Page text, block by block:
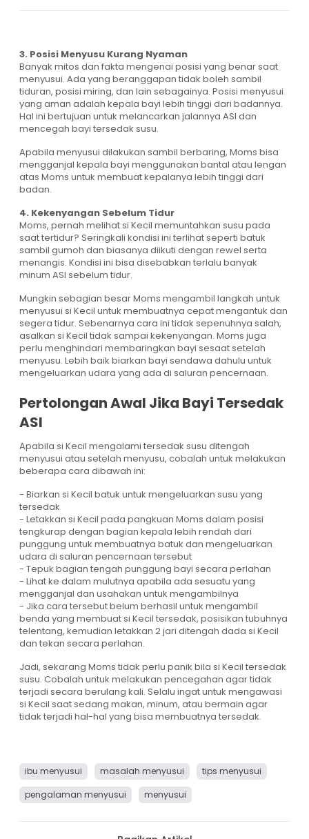
3. Posisi Menyusu Kurang Nyaman
Banyak mitos dan fakta mengenai posisi yang benar saat
menyusui. Ada yang beranggapan tidak boleh sambil
tiduran, posisi miring, dan lain sebagainya. Posisi menyusui
yang aman adalah kepala bayi lebih tinggi dari badannya.
Hal ini bertujuan untuk melancarkan jalannya ASI dan
mencegah bayi tersedak susu.
Apabila menyusui dilakukan sambil berbaring, Moms bisa
mengganjal kepala bayi menggunakan bantal atau lengan
atas Moms untuk membuat kepalanya lebih tinggi dari
badan.
4. Kekenyangan Sebelum Tidur
Moms, pernah melihat si Kecil memuntahkan susu pada
saat tertidur? Seringkali kondisi ini terlihat seperti batuk
sambil gumoh dan biasanya diikuti dengan rewel serta
menangis. Kondisi ini bisa disebabkan terlalu banyak
minum ASI sebelum tidur.
Mungkin sebagian besar Moms mengambil langkah untuk
menyusui si Kecil untuk membuatnya cepat mengantuk dan
segera tidur. Sebenarnya cara ini tidak sepenuhnya salah,
asalkan si Kecil tidak sampai kekenyangan. Moms juga
perlu menghindari membaringkan bayi sesaat setelah
menyusu. Lebih baik biarkan bayi sendawa dahulu untuk
mengeluarkan udara yang ada di saluran pencernaan.
Pertolongan Awal Jika Bayi Tersedak
ASI
Apabila si Kecil mengalami tersedak susu ditengah
menyusui atau setelah menyusu, cobalah untuk melakukan
beberapa cara dibawah ini:
- Biarkan si Kecil batuk untuk mengeluarkan susu yang
tersedak
- Letakkan si Kecil pada pangkuan Moms dalam posisi
tengkurap dengan bagian kepala lebih rendah dari
punggung untuk membuatnya batuk dan mengeluarkan
udara di saluran pencernaan tersebut
- Tepuk bagian tengah punggung bayi secara perlahan
- Lihat ke dalam mulutnya apabila ada sesuatu yang
mengganjal dan usahakan untuk mengambilnya
- Jika cara tersebut belum berhasil untuk mengambil
benda yang membuat si Kecil tersedak, posisikan tubuhnya
telentang, kemudian letakkan 2 jari ditengah dada si Kecil
dan tekan secara perlahan.
Jadi, sekarang Moms tidak perlu panik bila si Kecil tersedak
susu. Cobalah untuk melakukan pencegahan agar tidak
terjadi secara berulang kali. Selalu ingat untuk mengawasi
si Kecil saat sedang makan, minum, atau bermain agar
tidak terjadi hal-hal yang bisa membuatnya tersedak.
ibu menyusui masalah menyusui
tips menyusui
pengalaman menyusui
menyusui